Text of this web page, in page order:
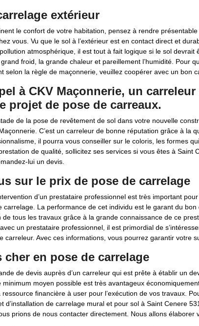
extérieur
le confort de votre habitation, pensez à rendre
vous. Vu que le sol à l’extérieur est en contact direct et
atmosphérique, il est tout à fait logique si le sol devrait
froid, la grande chaleur et pareillement l’humidité. Pour
selon la règle de maçonnerie, veuillez coopérer avec un bon
à CKV Maçonnerie, un carreleur
projet de pose de carreaux.
de la pose de revêtement de sol dans votre nouvelle
C’est un carreleur de bonne réputation grâce à la
il pourra vous conseiller sur le coloris, les formes
de qualité, sollicitez ses services si vous êtes à
lui un devis.
sur le prix de pose de carrelage
d’un prestataire professionnel est très important
carrelage. La performance de cet individu est le garant du
de tous les travaux grâce à la grande connaissance de ce
un prestataire professionnel, il est primordial de
carreleur. Avec ces informations, vous pourrez garantir votre
cher en pose de carrelage
de devis auprès d’un carreleur qui est prête à établir un
minimum moyen possible est très avantageux
ressource financière à user pour l’exécution de vos travaux.
d’installation de carrelage mural et pour sol à Saint Cenere
prions de nous contacter directement. Nous allons élaborer